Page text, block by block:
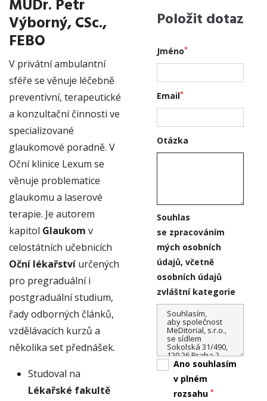
MUDr. Petr
Výborný, CSc.,
FEBO
V privátní ambulantní
sféře se věnuje léčebně
preventivní, terapeutické
a konzultační činnosti ve
specializované
glaukomové poradně. V
Oční klinice Lexum se
věnuje problematice
glaukomu a laserové
terapie. Je autorem
kapitol Glaukom v
celostátních učebnicích
Oční lékařství určených
pro pregraduální i
postgraduální studium,
řady odborných článků,
vzdělávacích kurzů a
několika set přednášek.
Studoval na
Lékařské fakultě
Položit dotaz
Jméno*
Email*
Otázka
Souhlas
se zpracováním
mých osobních
údajů, včetně
osobních údajů
zvláštní kategorie
Ano souhlasím
v plném
rozsahu *